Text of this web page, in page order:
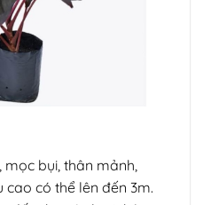
bụi, thân mảnh,
cao có thể lên đến 3m.